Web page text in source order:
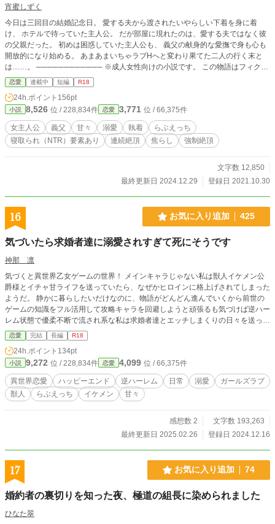
宵蜜しずく
今日は三回目の結婚記念日。 愛する夫から渡されたいやらしい下着を身に着
け、 ホテルで待っていた主人公。 だが部屋に現れたのは、愛する夫ではなく彼
の父親だった。 初めは困惑していた主人公も、 義父の献身的な愛撫で身も心も
開放的になり始める。 あまあまいちゃラブHへと変わり果てた二人の行く末と
は……。 ──────────── ※成人女性向けの小説です。 この物語はフィクシ
ョンです。 実在の人物や団体などとは一切関係ありません。 拙い部分が多々あ
りますが、 フィクションとして楽しんでいただければ幸いです😊
恋愛 連載中 短編 R18
24h.ポイント 156pt
小説 8,526 位 / 228,834件 恋愛 3,771 位 / 66,375件
女主人公 義父 甘々 溺愛 執着
らぶえっち
寝取られ（NTR）要素あり
連続絶頂 焦らし 強制絶頂
文字数 12,850
最終更新日 2024.12.29
登録日 2021.10.30
16 お気に入り追加 425
気づいたら求婚者達に溺愛されすぎて死にそうです
神那 凛
気づくと異世界乙女ゲームの世界！ メインキャラじゃない私は獣人イケメン公
爵様とイチャ甘ライフを送っていたら、なぜかヒロインに格上げされてしまった
ようだ。 静かに暮らしたいだけなのに、物語がどんどん進んでいくから前世の
ゲームの知識をフル活用して攻略キャラを回避しようと頑張るも気づけば逆ハー
レム状態で優柔不断で流され系な私は求婚者達とエッチしまくりの日々を送って
しまう。 異世界溺愛逆ハーレムラブストーリーです。 ※R18要素は初回とepiso
de.88以降から一気に多くなります。途中も若干R18かなと思う描写も入りま
す。 基本的にはヒロインはイチャらぶえっちを楽しみますので痛がったりなの
ど描写はありません。 ゆるふわ設定です。 R18に変更したので最初から投稿し
直しています。
恋愛 完結 長編 R18
24h.ポイント 134pt
小説 9,272 位 / 228,834件 恋愛 4,099 位 / 66,375件
異世界恋愛 ハッピーエンド 逆ハーレム 日常 溺愛
ガールズラブ
獣人
らぶえっち イケメン 甘々
感想数 2
文字数 193,263
最終更新日 2025.02.26
登録日 2024.12.16
17 お気に入り追加 74
婚約者の裏切りを知った夜、極道の組長に染められました
ひなた翠